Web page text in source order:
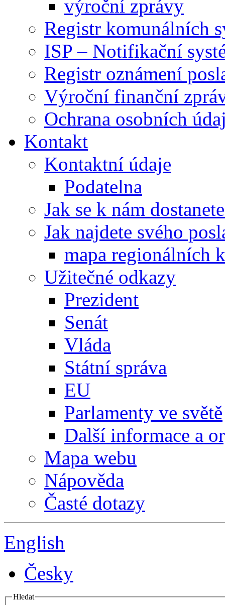
výroční zprávy
Registr komunálních
ISP – Notifikační
Registr oznámení
Výroční finanční
Ochrana osobních
Kontakt
Kontaktní údaje
Podatelna
Jak se k nám
Jak najdete svého
mapa regionálních
Užitečné odkazy
Prezident
Senát
Vláda
Státní správa
EU
Parlamenty ve světě
Další informace a
Mapa webu
Nápověda
Časté dotazy
English
Česky
Hledat